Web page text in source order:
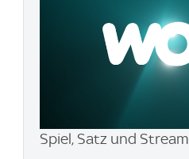
Spiel, Satz und Stream